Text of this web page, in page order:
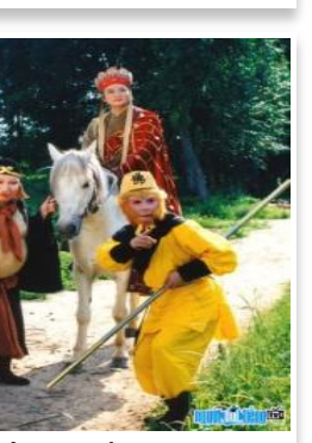
Vua Juan Carlos tuyên bố rằng
tại ngôi. Con trai ông, Felipe, 46
cử tổng thống Syria, Bashar al-
kỳ bảy năm thứ ba, khoảng 89% số
đánh giá chỉ ở khu vực dưới sự
phe đối lập tẩy chay cuộc bầu
viên của Nhà nước Hồi giáo Iraq
phía bắc Iraq, đối phó của
thổi. Có đến 500.000 người
Maliki tuyên bố tình trạng khẩn
của các đồng minh quốc tế. Các
thu giữ Mosul, lấy Tikrit và cơ sở